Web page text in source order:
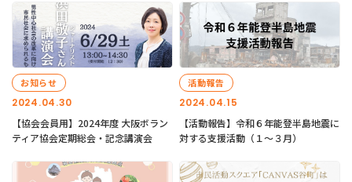
2024.04.30
お知らせ
【協会会員用】2024年度 大阪ボラン
ティア協会定期総会・記念講演会
2024.04.15
活動報告
【活動報告】令和６年能登半島地震に
対する支援活動（１〜３月）